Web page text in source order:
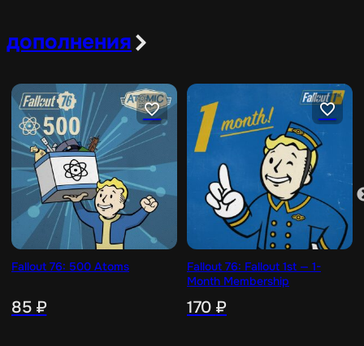
дополнения
Fallout 76: 500 Atoms
85 ₽
Fallout 76: Fallout 1st — 1-
Month Membership
170 ₽